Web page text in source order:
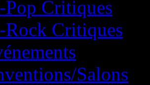
Pop Critiques
Rock Critiques
Salons